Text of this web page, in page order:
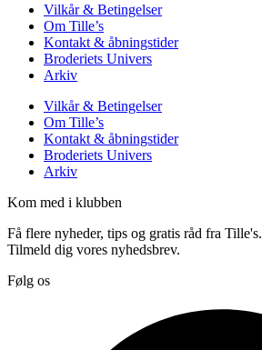
Vilkår & Betingelser
Om Tille’s
Kontakt & åbningstider
Broderiets Univers
Arkiv
Vilkår & Betingelser
Om Tille’s
Kontakt & åbningstider
Broderiets Univers
Arkiv
Kom med i klubben
Få flere nyheder, tips og gratis råd fra Tille's.
Tilmeld dig vores nyhedsbrev.
Følg os